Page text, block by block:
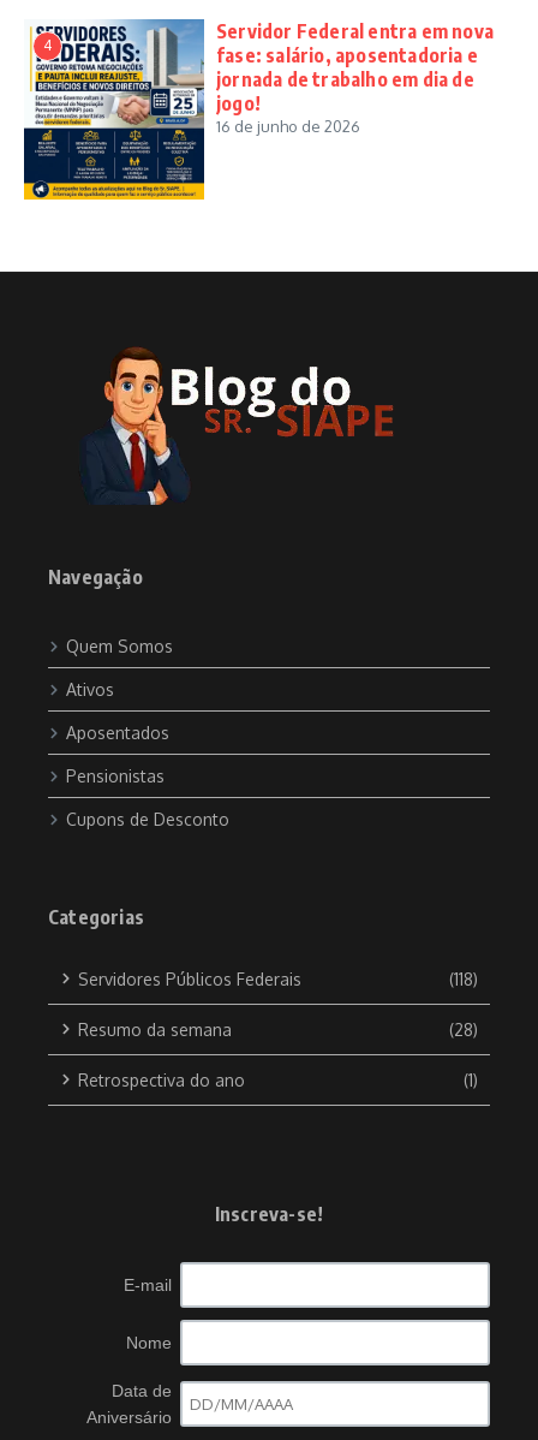
4
Servidor Federal entra em nova
fase: salário, aposentadoria e
jornada de trabalho em dia de
jogo!
16 de junho de 2026
Navegação
Quem Somos
Ativos
Aposentados
Pensionistas
Cupons de Desconto
Categorias
Servidores Públicos Federais (118)
Resumo da semana (28)
Retrospectiva do ano (1)
Inscreva-se!
E-mail
Nome
Data de
Aniversário